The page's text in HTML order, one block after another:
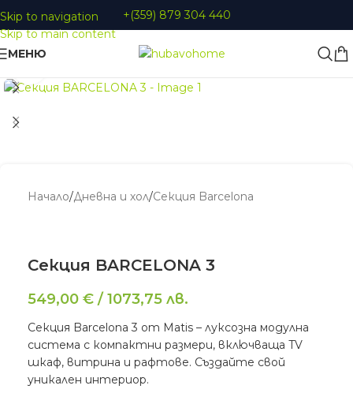
Skip to navigation
Skip to main content
+(359) 879 304 440
МЕНЮ
Начало/Дневна и хол/Секция Barcelona
Секция BARCELONA 3
549,00 € /1073,75 лв.
Секция Barcelona 3 от Matis – луксозна модулна
система с компактни размери, включваща TV
шкаф, витрина и рафтове. Създайте свой
уникален интериор.